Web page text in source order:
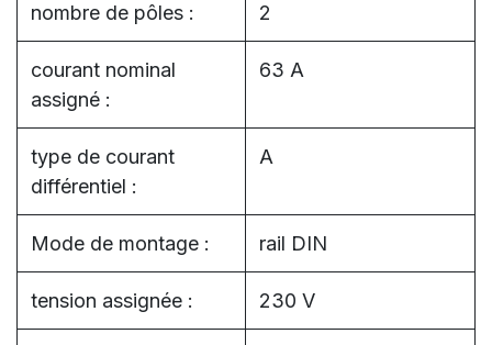
nombre de pôles : 2
courant nominal
assigné :
63 A
type de courant
différentiel :
A
Mode de montage : rail DIN
tension assignée : 230 V